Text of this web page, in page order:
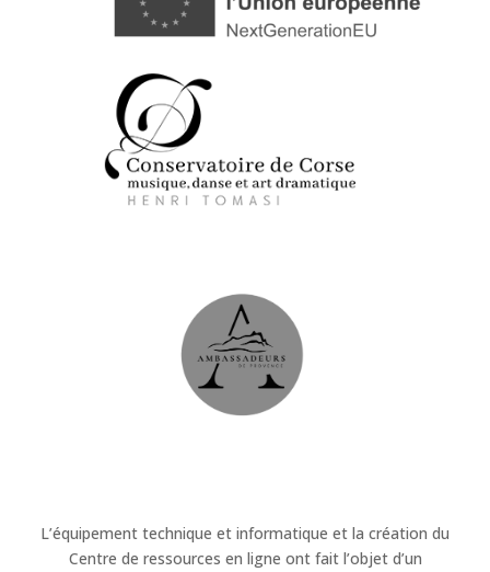
L’équipement technique et informatique et la création du
Centre de ressources en ligne ont fait l’objet d’un